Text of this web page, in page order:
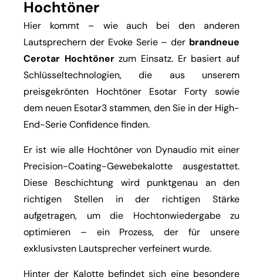
Hochtöner
Hier kommt – wie auch bei den anderen
Lautsprechern der Evoke Serie – der brandneue
Cerotar Hochtönerzum Einsatz. Er basiert auf
Schlüsseltechnologien, die aus unserem
preisgekrönten Hochtöner Esotar Forty sowie
dem neuen Esotar3 stammen, den Sie in der High-
End-Serie Confidence finden.
Er ist wie alle Hochtöner von Dynaudio mit einer
Precision-Coating-Gewebekalotte ausgestattet.
Diese Beschichtung wird punktgenau an den
richtigen Stellen in der richtigen Stärke
aufgetragen, um die Hochtonwiedergabe zu
optimieren – ein Prozess, der für unsere
exklusivsten Lautsprecher verfeinert wurde.
Hinter der Kalotte befindet sich eine besondere